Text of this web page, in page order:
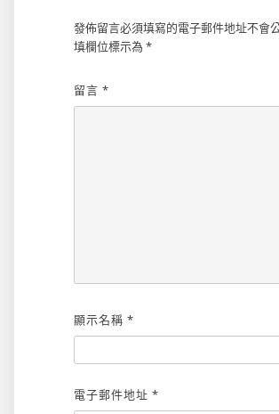
發佈留言必須填寫的電子郵件地址不會
填欄位標示為 *
留言 *
顯示名稱 *
電子郵件地址 *